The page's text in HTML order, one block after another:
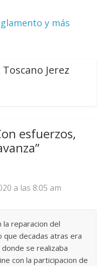
y más
Jerez
esfuerzos,
”
a las 8:05 am
la reparacion del
que decadas atras era
donde se realizaba
con la participacion de